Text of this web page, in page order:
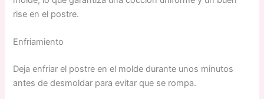
rise en el postre.
Enfriamiento
Deja enfriar el postre en el molde durante unos minutos
antes de desmoldar para evitar que se rompa.